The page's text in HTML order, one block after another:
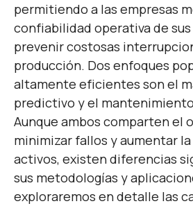
permitiendo a las empresas
confiabilidad operativa de
prevenir costosas
producción. Dos enfoques
altamente eficientes son el
predictivo y el
Aunque ambos comparten el
minimizar fallos y aumentar
activos, existen diferencias
sus metodologías y
exploraremos en detalle las